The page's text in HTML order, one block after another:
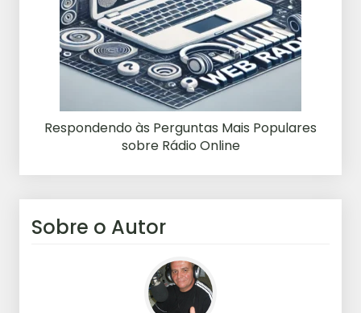
Respondendo às Perguntas Mais Populares
sobre Rádio Online
Sobre o Autor